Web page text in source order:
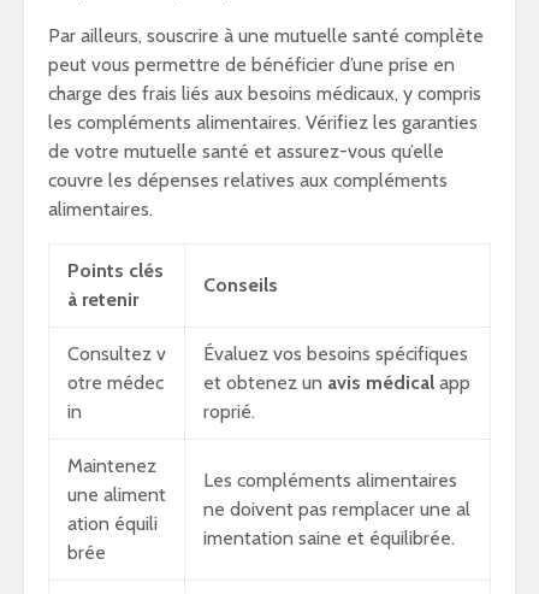
Par ailleurs, souscrire à une mutuelle santé complète
peut vous permettre de bénéficier d’une prise en
charge des frais liés aux besoins médicaux, y compris
les compléments alimentaires. Vérifiez les garanties
de votre mutuelle santé et assurez-vous qu’elle
couvre les dépenses relatives aux compléments
alimentaires.
Points clés
à retenir
Conseils
Consultez v
otre médec
in
Évaluez vos besoins spécifiques
et obtenez un avis médical app
roprié.
Maintenez
une aliment
ation équili
brée
Les compléments alimentaires
ne doivent pas remplacer une al
imentation saine et équilibrée.